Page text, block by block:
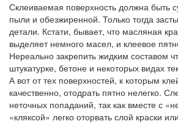
Склеиваемая поверхность должна быть
пыли и обезжиренной. Только тогда
детали. Кстати, бывает, что масляная
выделяет немного масел, и клеевое
Нереально закрепить жидким составом
штукатурке, бетоне и некоторых видах
А вот от тех поверхностей, к которым
качественно, отодрать пятно нелегко.
неточных попаданий, так как вместе с
«кляксой» легко оторвать слой краски